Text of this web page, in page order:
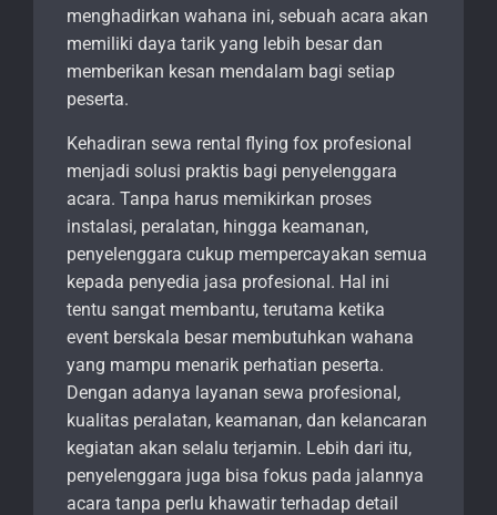
menghadirkan wahana ini, sebuah acara akan
memiliki daya tarik yang lebih besar dan
memberikan kesan mendalam bagi setiap
peserta.
Kehadiran sewa rental flying fox profesional
menjadi solusi praktis bagi penyelenggara
acara. Tanpa harus memikirkan proses
instalasi, peralatan, hingga keamanan,
penyelenggara cukup mempercayakan semua
kepada penyedia jasa profesional. Hal ini
tentu sangat membantu, terutama ketika
event berskala besar membutuhkan wahana
yang mampu menarik perhatian peserta.
Dengan adanya layanan sewa profesional,
kualitas peralatan, keamanan, dan kelancaran
kegiatan akan selalu terjamin. Lebih dari itu,
penyelenggara juga bisa fokus pada jalannya
acara tanpa perlu khawatir terhadap detail